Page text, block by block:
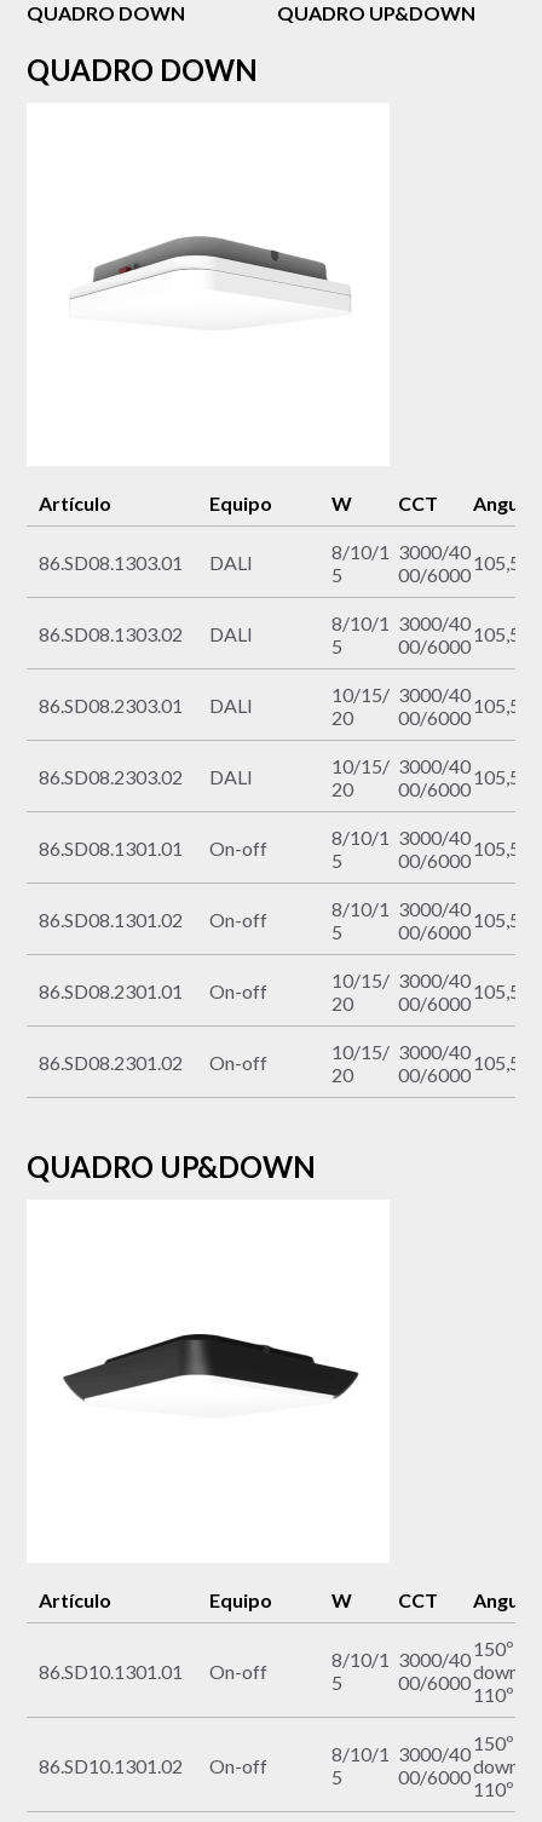
QUADRO DOWN QUADRO UP&DOWN
QUADRO DOWN
Artículo Equipo W CCT Angulo
86.SD08.1303.01 DALI
8/10/1
5
3000/40
00/6000105,5º
86.SD08.1303.02 DALI
8/10/1
5
3000/40
00/6000105,5º
86.SD08.2303.01 DALI
10/15/
20
3000/40
00/6000105,5º
86.SD08.2303.02 DALI
10/15/
20
3000/40
00/6000105,5º
86.SD08.1301.01 On-off
8/10/1
5
3000/40
00/6000105,5º
86.SD08.1301.02 On-off
8/10/1
5
3000/40
00/6000105,5º
86.SD08.2301.01 On-off
10/15/
20
3000/40
00/6000105,5º
86.SD08.2301.02 On-off
10/15/
20
3000/40
00/6000105,5º
QUADRO UP&DOWN
Artículo Equipo W CCT Angulo
86.SD10.1301.01 On-off
8/10/1
5
3000/40
00/6000
150º
down,
110º up
86.SD10.1301.02 On-off
8/10/1
5
3000/40
00/6000
150º
down,
110º up